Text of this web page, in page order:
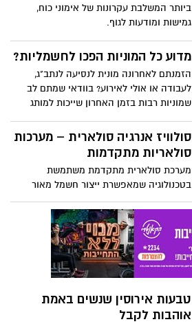
ביותר המשלבת עקרונות של אימוני כוח,
גמישות ומודעות לגוף.
מדוע כל המוניות הפכו לחשמליות?
הזמנתם לאחרונה מונית לנסיעה לנתב"ג,
לעבודה או אולי לאירוע? בוודאי שמתם לב
שמוניות רבות בזמן האחרון שייכות למותג
יותר תשומת לב, תבחינו בכך שאחוז נכבד
ממוניות טויוטה שייכות לדגמים החשמליים.
אז מדוע בעצם (כמעט) כל המוניות הפכו
לחשמליות? טוב ששאלתם. אין ספק שנהגי
המוניות מקדימים להבין את היתרונות
החשובים והרי הם לפניכם.
סולוויז אנרגיה סולארית – מערכות
סולאריות מתקדמות
מערכת סולארית מתקדמת משתמשת
בטכנולוגיה שמאפשרת ייצור חשמל מאור
השמש. המעבר משימוש בשריפת דלק, פחם
או גז להפקת אנרגיה סולארית הוא מעבר
שמצמצם, באופן מהותי, את ההשפעה
האישית שלכם על הסביבה.
טבעות אירוסין שנשים באמת
אוהבות לקבל